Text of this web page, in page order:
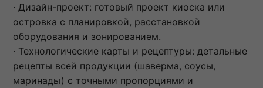
· Дизайн-проект: готовый проект киоска или
островка с планировкой, расстановкой
оборудования и зонированием.
· Технологические карты и рецептуры: детальные
рецепты всей продукции (шаверма, соусы,
маринады) с точными пропорциями и